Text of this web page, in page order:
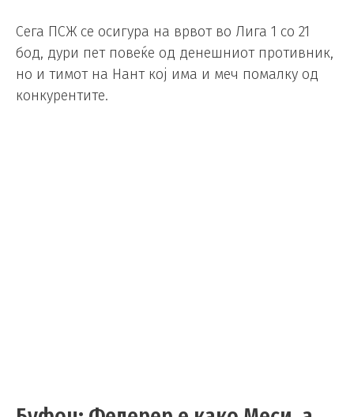
Сега ПСЖ се осигура на врвот во Лига 1 со 21
бод, дури пет повеќе од денешниот противник,
но и тимот на Нант кој има и меч помалку од
конкурентите.